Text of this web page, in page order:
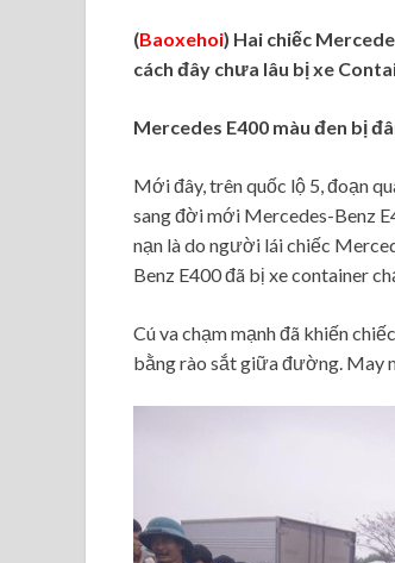
(Baoxehoi) Hai chiếc
cách đây chưa lâu bị xe
Mercedes E400 màu đen bị
Mới đây, trên quốc lộ 5, đoạn
sang đời mới Mercedes-Benz
nạn là do người lái chiếc
Benz E400 đã bị xe container
Cú va chạm mạnh đã khiến
bằng rào sắt giữa đường. May